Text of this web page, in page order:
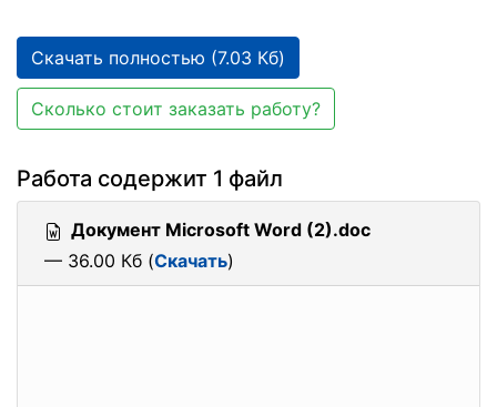
Скачать полностью (7.03 Кб)
Сколько стоит заказать работу?
Работа содержит 1 файл
Документ Microsoft Word (2).doc
— 36.00 Кб (Скачать)